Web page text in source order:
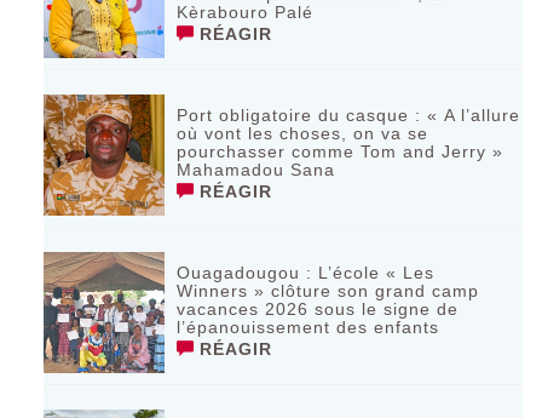
Kèrabouro Palé
RÉAGIR
Port obligatoire du casque : « A l’allure
où vont les choses, on va se
pourchasser comme Tom and Jerry »
Mahamadou Sana
RÉAGIR
Ouagadougou : L’école « Les
Winners » clôture son grand camp
vacances 2026 sous le signe de
l’épanouissement des enfants
RÉAGIR